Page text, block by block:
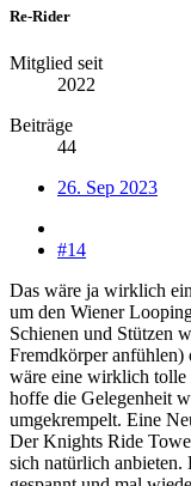
Re-Rider
Mitglied seit
2022
Beiträge
44
26. Sep 2023
#14
Das wäre ja wirklich
um den Wiener
Schienen und Stützen
Fremdkörper anfühlen)
wäre eine wirklich tolle
hoffe die Gelegenheit
umgekrempelt. Eine
Der Knights Ride
sich natürlich